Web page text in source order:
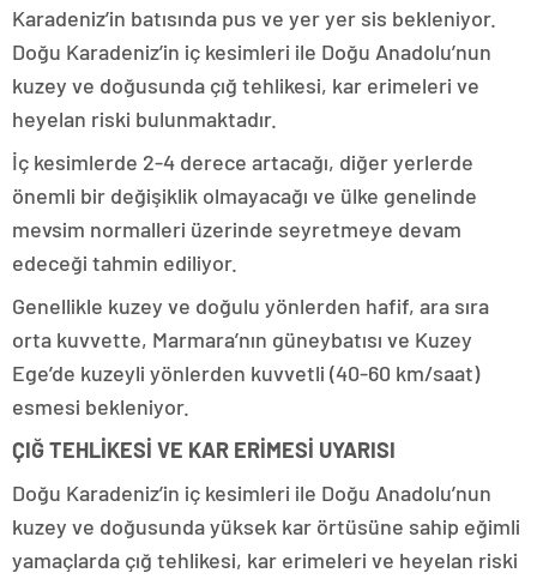
Karadeniz’in batısında pus ve yer yer sis bekleniyor.
Doğu Karadeniz’in iç kesimleri ile Doğu Anadolu’nun
kuzey ve doğusunda çığ tehlikesi, kar erimeleri ve
heyelan riski bulunmaktadır.
İç kesimlerde 2-4 derece artacağı, diğer yerlerde
önemli bir değişiklik olmayacağı ve ülke genelinde
mevsim normalleri üzerinde seyretmeye devam
edeceği tahmin ediliyor.
Genellikle kuzey ve doğulu yönlerden hafif, ara sıra
orta kuvvette, Marmara’nın güneybatısı ve Kuzey
Ege’de kuzeyli yönlerden kuvvetli (40-60 km/saat)
esmesi bekleniyor.
ÇIĞ TEHLİKESİ VE KAR ERİMESİ UYARISI
Doğu Karadeniz’in iç kesimleri ile Doğu Anadolu’nun
kuzey ve doğusunda yüksek kar örtüsüne sahip eğimli
yamaçlarda çığ tehlikesi, kar erimeleri ve heyelan riski